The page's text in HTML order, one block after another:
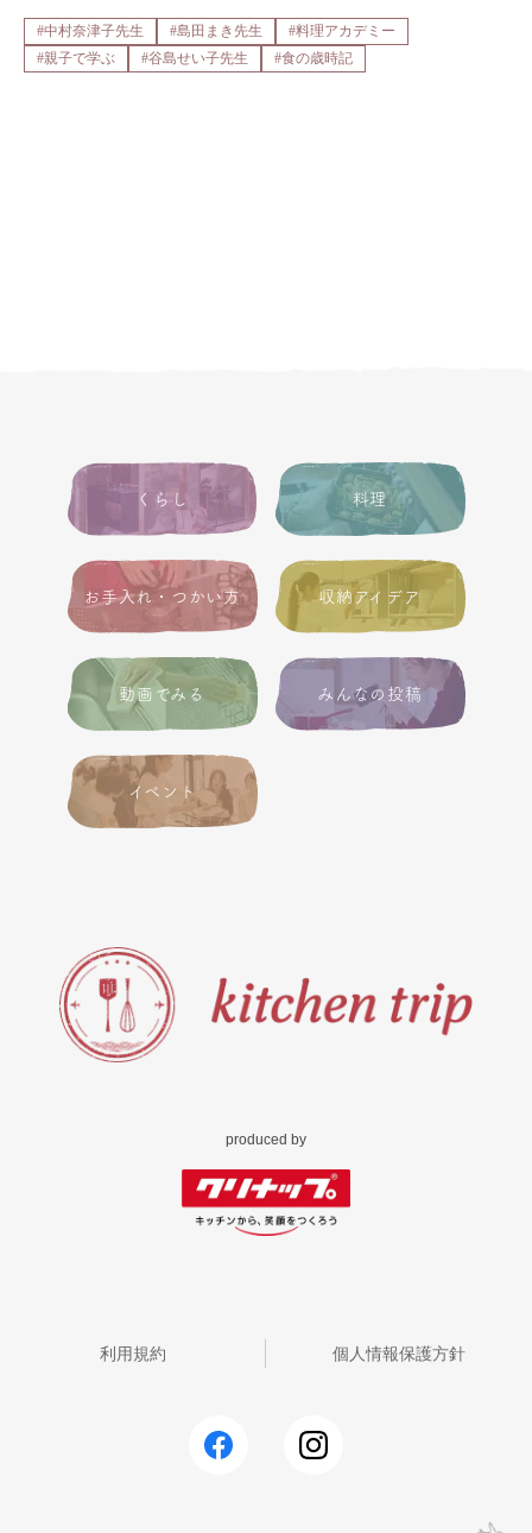
#中村奈津子先生 #島田まき先生
#料理アカデミー
#親子で学ぶ
#谷島せい子先生 #食の歳時記
くらし 料理
お手入れ・つかい方 収納アイデア
動画でみる みんなの投稿
イベント
produced by
利用規約 個人情報保護方針